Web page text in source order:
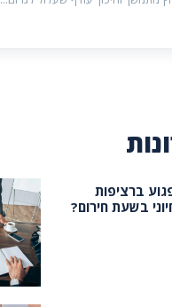
ברציפות
בשעת חירום?